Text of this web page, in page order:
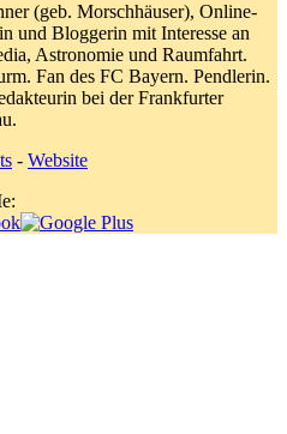
(geb. Morschhäuser), Online-
und Bloggerin mit Interesse an
Astronomie und Raumfahrt.
Fan des FC Bayern. Pendlerin.
bei der Frankfurter
- Website